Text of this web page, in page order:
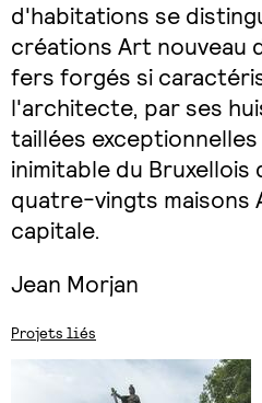
d'habitations se
créations Art nouveau
fers forgés si
l'architecte, par ses
taillées
inimitable du Bruxellois
quatre-vingts maisons
capitale.
Jean Morjan
Projets liés